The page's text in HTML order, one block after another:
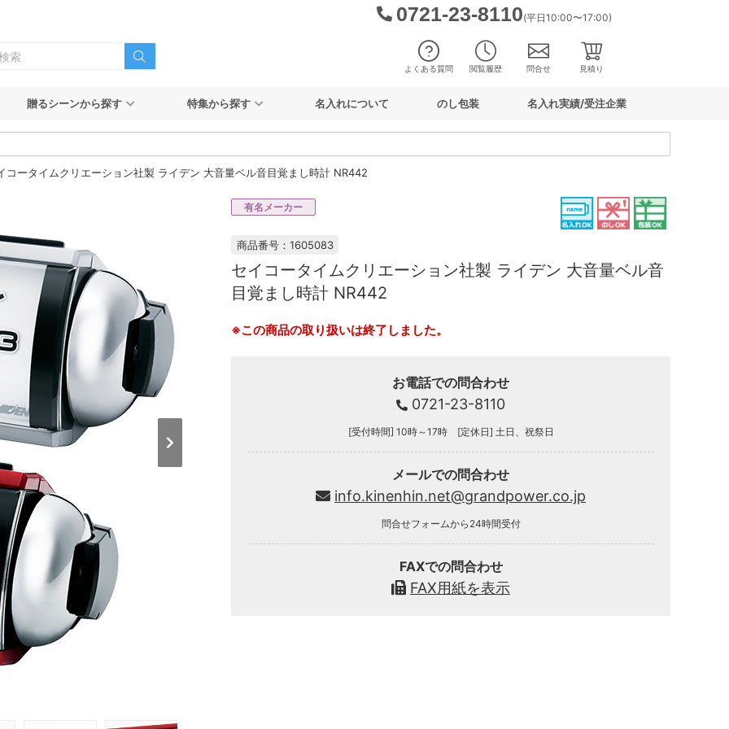
0721-23-8110(平日10:00〜17:00)
よくある質問 閲覧履歴 問合せ 見積り
贈るシーンから探す 特集から探す 名入れについて のし包装 名入れ実績/受注企業
コータイムクリエーション社製 ライデン 大音量ベル音目覚まし時計 NR442
有名メーカー
商品番号：1605083
セイコータイムクリエーション社製 ライデン 大音量ベル音
目覚まし時計 NR442
※この商品の取り扱いは終了しました。
お電話での問合わせ
0721-23-8110
[受付時間] 10時～17時 [定休日] 土日、祝祭日
メールでの問合わせ
info.kinenhin.net@grandpower.co.jp
問合せフォームから24時間受付
FAXでの問合わせ
FAX用紙を表示